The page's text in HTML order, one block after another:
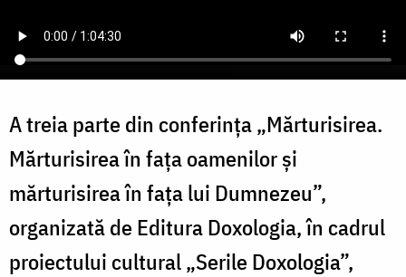
A treia parte din conferința „Mărturisirea.
Mărturisirea în fața oamenilor și
mărturisirea în fața lui Dumnezeu”,
organizată de Editura Doxologia, în cadrul
proiectului cultural „Serile Doxologia”,